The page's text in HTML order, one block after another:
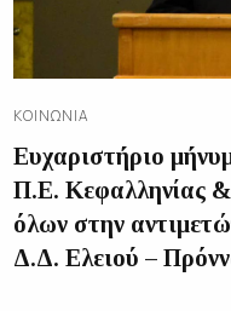
ΚΟΙΝΩΝΊΑ
Ευχαριστήριο
Π.Ε. Κεφαλληνίας
όλων στην
Δ.Δ. Ελειού –